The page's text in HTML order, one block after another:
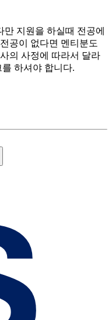
지원을 하실때 전공에
공이 없다면 멘티분도
의 사정에 따라서 달라
하셔야 합니다.